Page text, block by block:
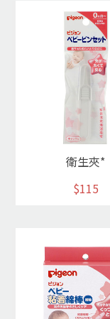
衛生夾*
$115